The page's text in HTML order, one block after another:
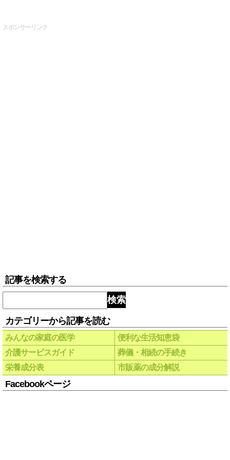
スポンサーリンク
記事を検索する
検索
カテゴリーから記事を読む
みんなの家庭の医学
便利な生活知恵袋
介護サービスガイド
葬儀・相続の手続き
栄養成分表
市販薬の成分解説
Facebookページ